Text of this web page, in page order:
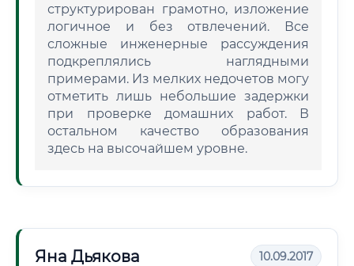
структурирован грамотно, изложение
логичное и без отвлечений. Все
сложные инженерные рассуждения
подкреплялись наглядными
примерами. Из мелких недочетов могу
отметить лишь небольшие задержки
при проверке домашних работ. В
остальном качество образования
здесь на высочайшем уровне.
Яна Дьякова 10.09.2017